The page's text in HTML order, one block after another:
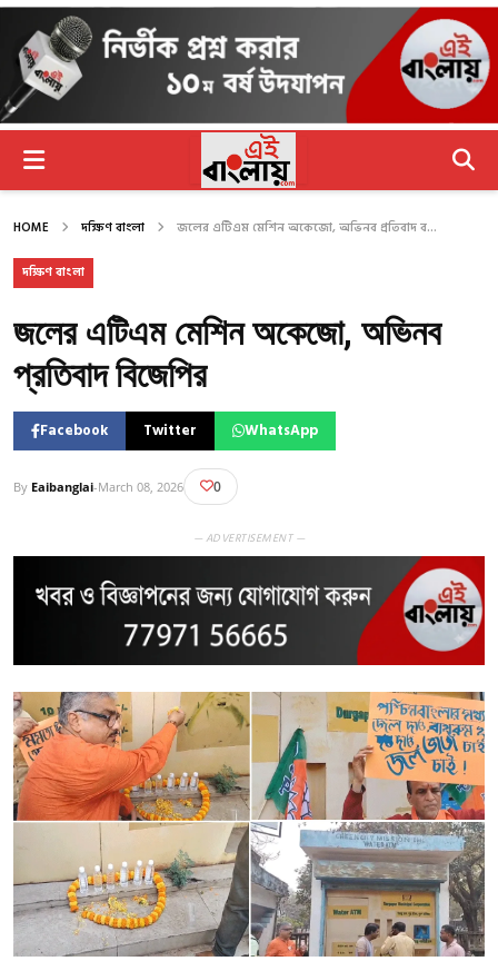
HOME দক্ষিণ বাংলা জলের এটিএম মেশিন অকেজো, অভিনব প্রতিবাদ ব...
দক্ষিণ বাংলা
জলের এটিএম মেশিন অকেজো, অভিনব
প্রতিবাদ বিজেপির
Facebook Twitter WhatsApp
By Eaibanglai-March 08, 2026 0
— ADVERTISEMENT —